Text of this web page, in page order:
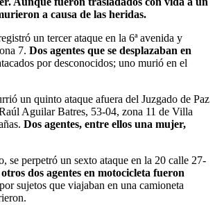
a causa de las heridas.
un tercer ataque en la 6ª avenida y
7. Dos agentes que se desplazaban en
por desconocidos; uno murió en el
un quinto ataque afuera del Juzgado de Paz
Aguilar Batres, 53-04, zona 11 de Villa
Dos agentes, entre ellos una mujer,
se perpetró un sexto ataque en la 20 calle 27-
otros dos agentes en motocicleta fueron
por sujetos que viajaban en una camioneta